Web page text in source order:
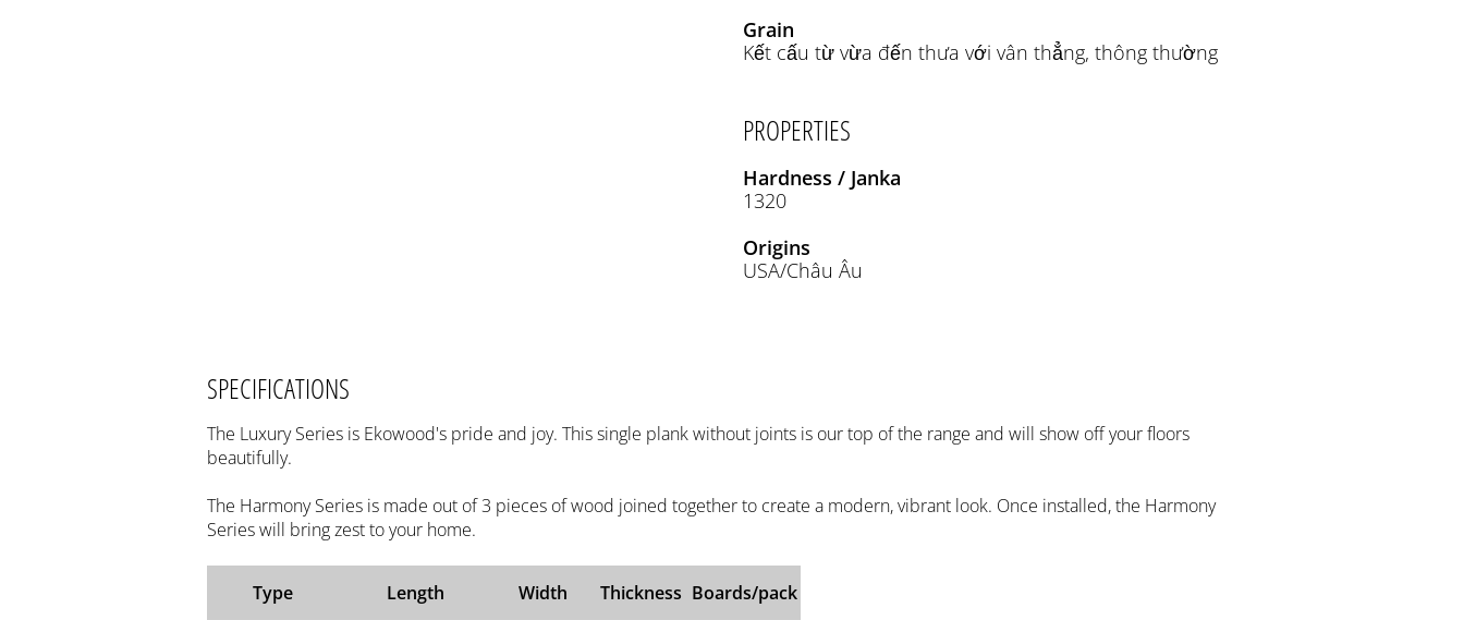
Grain
Kết cấu từ vừa đến thưa với vân thẳng, thông thường
PROPERTIES
Hardness / Janka
1320
Origins
USA/Châu Âu
SPECIFICATIONS
The Luxury Series is Ekowood's pride and joy. This single plank without joints is our top of the range and will show off your floors
beautifully.
The Harmony Series is made out of 3 pieces of wood joined together to create a modern, vibrant look. Once installed, the Harmony
Series will bring zest to your home.
Type Length Width Thickness Boards/pack